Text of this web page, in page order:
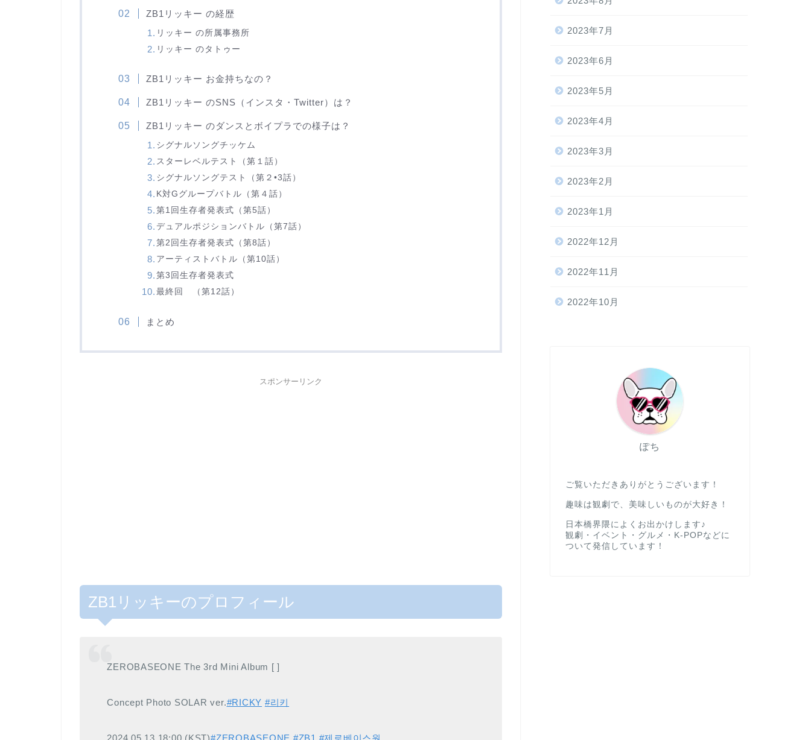
ZB1リッキー の経歴
リッキー の所属事務所
リッキー のタトゥー
ZB1リッキー お金持ちなの？
ZB1リッキー のSNS（インスタ・Twitter）は？
ZB1リッキー のダンスとボイプラでの様子は？
シグナルソングチッケム
スターレベルテスト（第１話）
シグナルソングテスト（第２•3話）
K対Gグループバトル（第４話）
第1回生存者発表式（第5話）
デュアルポジションバトル（第7話）
第2回生存者発表式（第8話）
アーティストバトル（第10話）
第3回生存者発表式
最終回 （第12話）
まとめ
スポンサーリンク
ZB1リッキーのプロフィール
ZEROBASEONE The 3rd Mini Album [ ]
Concept Photo SOLAR ver.#RICKY #리키
2024.05.13 18:00 (KST)#ZEROBASEONE #ZB1 #제로베이스원
2023年7月
2023年6月
2023年5月
2023年4月
2023年3月
2023年2月
2023年1月
2022年12月
2022年11月
2022年10月
ぽち
ご覧いただきありがとうございます！
趣味は観劇で、美味しいものが大好き！
日本橋界隈によくお出かけします♪
観劇・イベント・グルメ・K-POPなどに
ついて発信しています！